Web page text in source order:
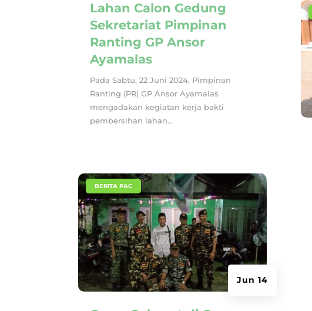
Lahan Calon Gedung
Sekretariat Pimpinan
Ranting GP Ansor
Ayamalas
Pada Sabtu, 22 Juni 2024, Pimpinan
Ranting (PR) GP Ansor Ayamalas
mengadakan kegiatan kerja bakti
pembersihan lahan...
Jun 14
BERITA PAC